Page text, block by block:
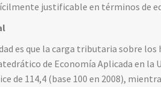
justificable en términos de
es que la carga tributaria sobre
de Economía Aplicada en la
de 114,4 (base 100 en 2008),